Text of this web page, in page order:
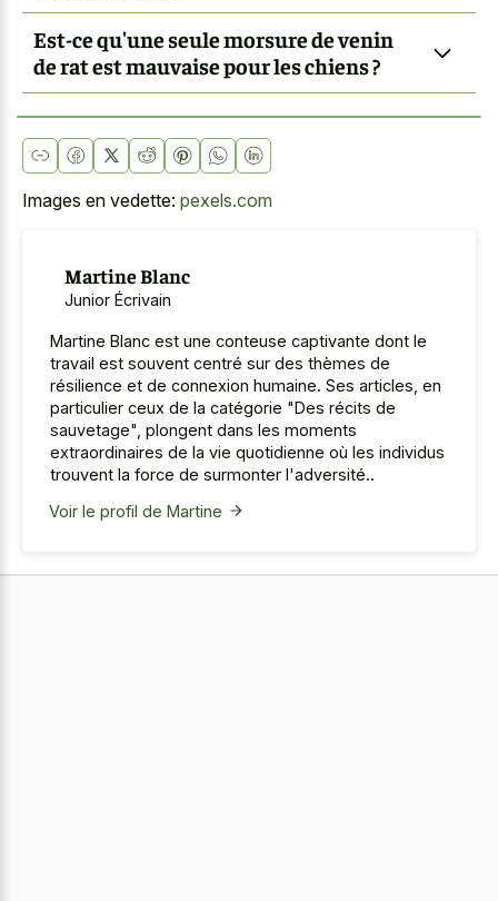
Est-ce qu'une seule morsure de venin
de rat est mauvaise pour les chiens ?
Images en vedette: pexels.com
Martine Blanc
Junior Écrivain
Martine Blanc est une conteuse captivante dont le
travail est souvent centré sur des thèmes de
résilience et de connexion humaine. Ses articles, en
particulier ceux de la catégorie "Des récits de
sauvetage", plongent dans les moments
extraordinaires de la vie quotidienne où les individus
trouvent la force de surmonter l'adversité..
Voir le profil de Martine